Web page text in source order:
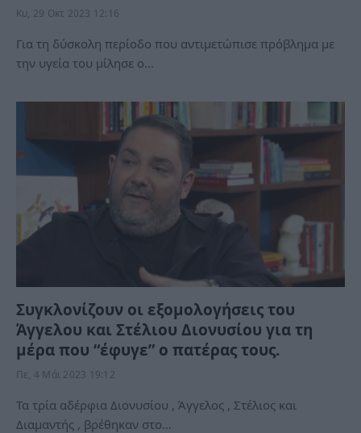
Κυ, 29 Οκτ 2023 12:16
Για τη δύσκολη περίοδο που αντιμετώπισε πρόβλημα με
την υγεία του μίλησε ο…
Συγκλονίζουν οι εξομολογήσεις του
Άγγελου και Στέλιου Διονυσίου για τη
μέρα που “έφυγε” ο πατέρας τους.
Πε, 4 Μάι 2023 19:12
Τα τρία αδέρφια Διονυσίου , Άγγελος , Στέλιος και
Διαμαντής , βρέθηκαν στο…